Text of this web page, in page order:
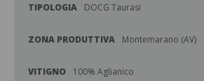
TIPOLOGIA DOCG Taurasi
ZONA PRODUTTIVA Montemarano (AV)
VITIGNO 100% Aglianico